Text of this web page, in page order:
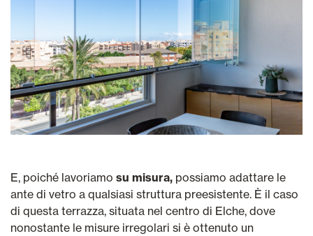
E, poiché lavoriamo su misura, possiamo adattare le
ante di vetro a qualsiasi struttura preesistente. È il caso
di questa terrazza, situata nel centro di Elche, dove
nonostante le misure irregolari si è ottenuto un